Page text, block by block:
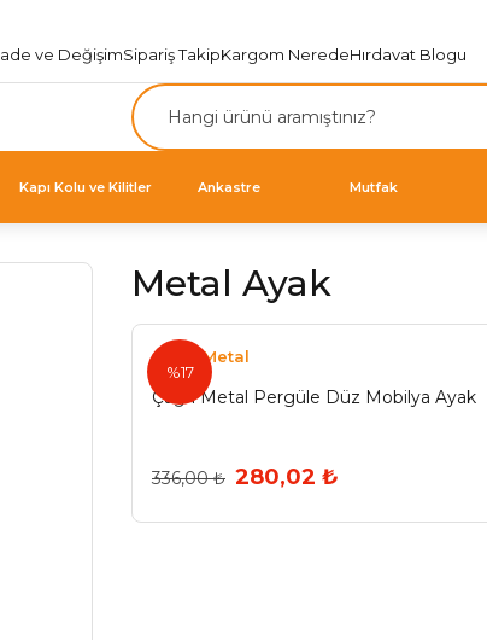
ve DeğişimSipariş TakipKargom NeredeHırdavat Blogu
Kapı Kolu ve Kilitler Ankastre Mutfak
Metal Ayak
%17
Çağrı Metal
Çağrı Metal Pergüle Düz Mobilya Ayak
336,00 ₺ 280,02 ₺